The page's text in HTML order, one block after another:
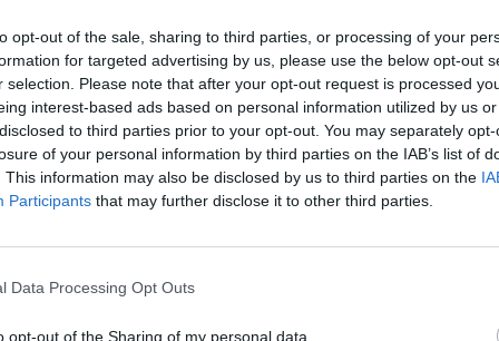
opt-out of the sale, sharing to third parties, or processing of your
for targeted advertising by us, please use the below opt-out
selection. Please note that after your opt-out request is processed
interest-based ads based on personal information utilized by us
to third parties prior to your opt-out. You may separately
of your personal information by third parties on the IAB’s list of
This information may also be disclosed by us to third parties on the
Participants that may further disclose it to other third parties.
Data Processing Opt Outs
opt-out of the Sharing of my personal data.
Κοινότητας koinotita.kalamatas@kalamata.gr ή γραπτώς
33, Δημοτικό Πνευματικό Κέντρο Καλαμάτας 24133
«επιβεβαιώνει το ρόλο της ως ζωντανός θεσμός
τιμά το παρελθόν και σχεδιάζει με ευθύνη το